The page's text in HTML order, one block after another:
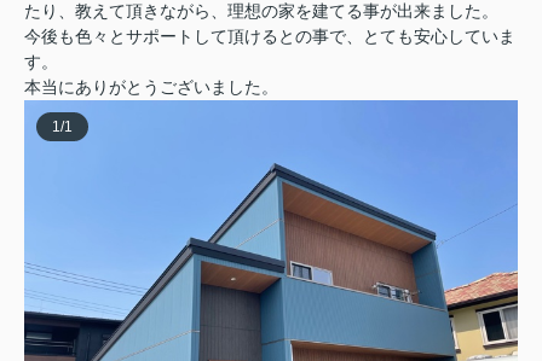
たり、教えて頂きながら、理想の家を建てる事が出来ました。
今後も色々とサポートして頂けるとの事で、とても安心していま
す。
本当にありがとうございました。
1/1